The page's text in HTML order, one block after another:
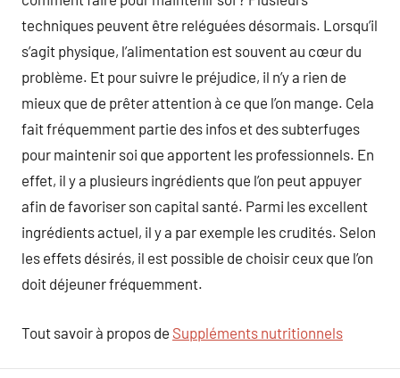
techniques peuvent être reléguées désormais. Lorsqu’il
s’agit physique, l’alimentation est souvent au cœur du
problème. Et pour suivre le préjudice, il n’y a rien de
mieux que de prêter attention à ce que l’on mange. Cela
fait fréquemment partie des infos et des subterfuges
pour maintenir soi que apportent les professionnels. En
effet, il y a plusieurs ingrédients que l’on peut appuyer
afin de favoriser son capital santé. Parmi les excellent
ingrédients actuel, il y a par exemple les crudités. Selon
les effets désirés, il est possible de choisir ceux que l’on
doit déjeuner fréquemment.
Tout savoir à propos de Suppléments nutritionnels